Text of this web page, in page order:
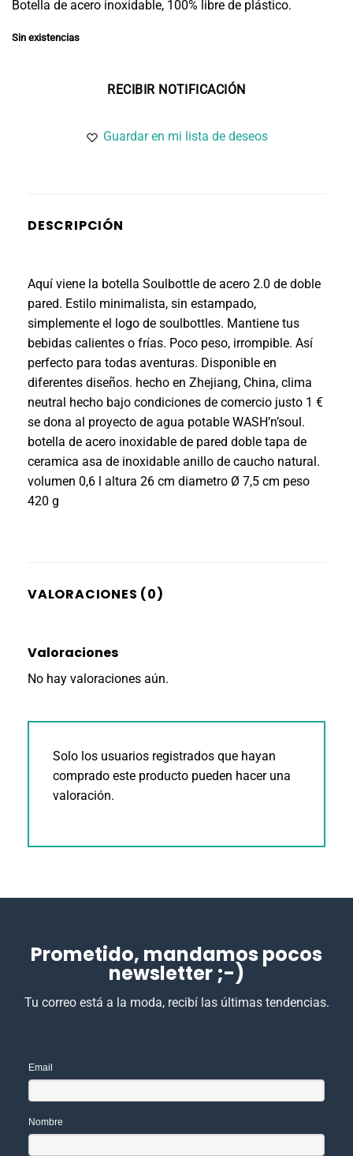
Botella de acero inoxidable, 100% libre de plástico.
Sin existencias
Guardar en mi lista de deseos
DESCRIPCIÓN
Aquí viene la botella Soulbottle de acero 2.0 de doble
pared. Estilo minimalista, sin estampado,
simplemente el logo de soulbottles. Mantiene tus
bebidas calientes o frías. Poco peso, irrompible. Así
perfecto para todas aventuras. Disponible en
diferentes diseños. hecho en Zhejiang, China, clima
neutral hecho bajo condiciones de comercio justo 1 €
se dona al proyecto de agua potable WASH’n’soul.
botella de acero inoxidable de pared doble tapa de
ceramica asa de inoxidable anillo de caucho natural.
volumen 0,6 l altura 26 cm diametro Ø 7,5 cm peso
420 g
VALORACIONES (0)
Valoraciones
No hay valoraciones aún.
Solo los usuarios registrados que hayan
comprado este producto pueden hacer una
valoración.
Prometido, mandamos pocos
newsletter ;-)
Tu correo está a la moda, recibí las últimas tendencias.
Email
Nombre